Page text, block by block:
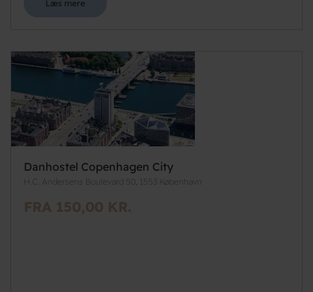
Læs mere
Danhostel Copenhagen City
H.C. Andersens Boulevard 50, 1553 København
FRA 150,00 KR.